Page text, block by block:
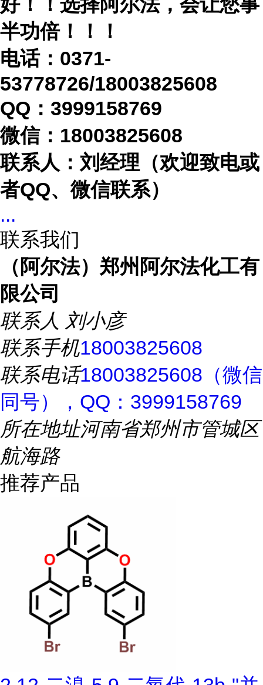
半功倍！！！
电话： 0371-
53778726/18003825608
QQ：3999158769
微信： 18003825608
联系人：刘经理（欢迎致电或
者QQ、微信联系）
...
联系我们
（阿尔法）郑州阿尔法化工有
限公司
联系人 刘小彦
联系手机18003825608
联系电话18003825608（微信
同号），QQ：3999158769
所在地址河南省郑州市管城区
航海路
推荐产品